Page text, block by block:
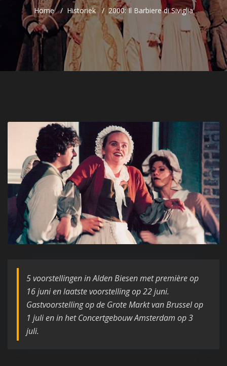
Home Historiek 2000: Il Barbiere di Siviglia
5 voorstellingen in Alden Biesen met première op
16 juni en laatste voorstelling op 22 juni.
Gastvoorstelling op de Grote Markt van Brussel op
1 juli en in het Concertgebouw Amsterdam op 3
juli.